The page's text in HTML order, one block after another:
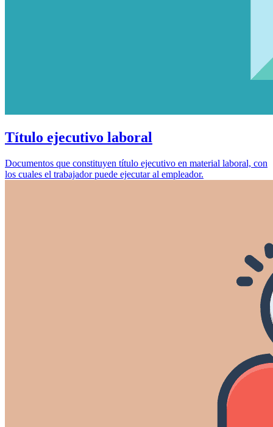
Título ejecutivo laboral
Documentos que constituyen título ejecutivo en material laboral, con
los cuales el trabajador puede ejecutar al empleador.